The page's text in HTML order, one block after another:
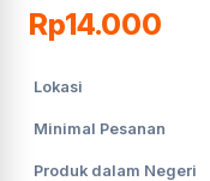
Rp14.000
Lokasi
Minimal Pesanan
Produk dalam Negeri